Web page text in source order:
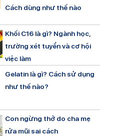
Cách dùng như thế nào
Khối C16 là gì? Ngành học,
trường xét tuyển và cơ hội
việc làm
Gelatin là gì? Cách sử dụng
như thế nào?
Con ngừng thở do cha mẹ
rửa mũi sai cách